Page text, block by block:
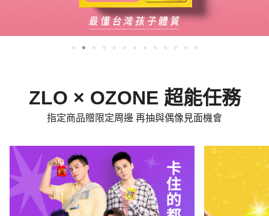
ZLO × OZONE 超能任務
指定商品贈限定周邊 再抽與偶像見面機會